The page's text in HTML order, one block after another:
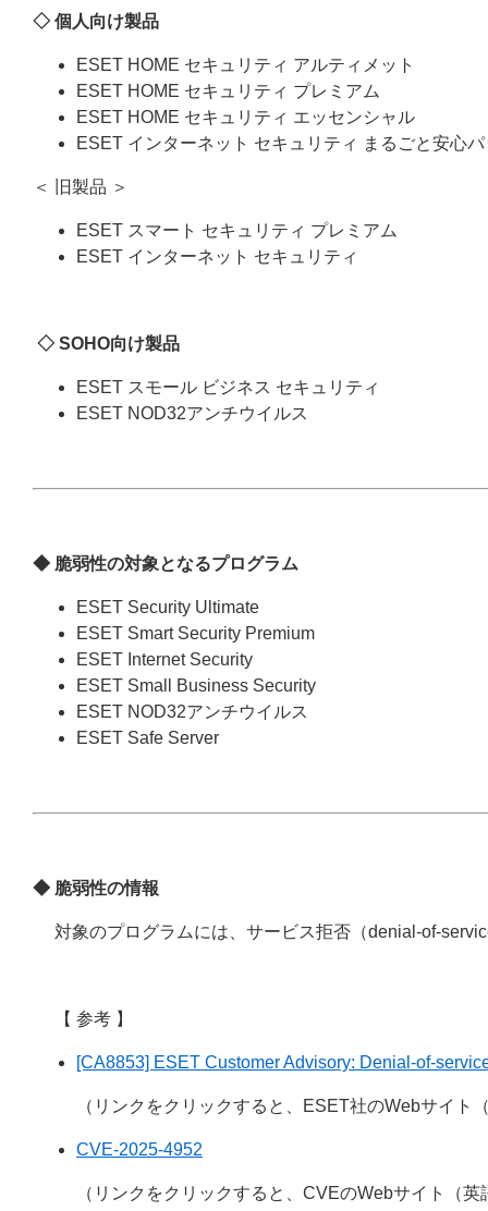
◇ 個人向け製品
ESET HOME セキュリティ アルティメット
ESET HOME セキュリティ プレミアム
ESET HOME セキュリティ エッセンシャル
ESET インターネット セキュリティ まるごと安心
＜ 旧製品 ＞
ESET スマート セキュリティ プレミアム
ESET インターネット セキュリティ
◇ SOHO向け製品
ESET スモール ビジネス セキュリティ
ESET NOD32アンチウイルス
◆ 脆弱性の対象となるプログラム
ESET Security Ultimate
ESET Smart Security Premium
ESET Internet Security
ESET Small Business Security
ESET NOD32アンチウイルス
ESET Safe Server
◆ 脆弱性の情報
対象のプログラムには、サービス拒否（denial-of-
【 参考 】
[CA8853] ESET Customer Advisory: Denial-of-
（リンクをクリックすると、ESET社のWebサイト
CVE-2025-4952
（リンクをクリックすると、CVEのWebサイト（